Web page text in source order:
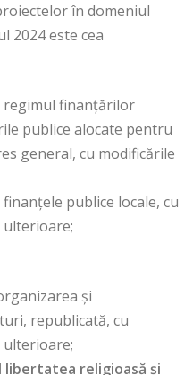
în domeniul
2024 este cea
regimul finanţărilor
publice alocate pentru
general, cu modificările
publice locale, cu
ulterioare;
și
republicată, cu
ulterioare;
libertatea religioasă și